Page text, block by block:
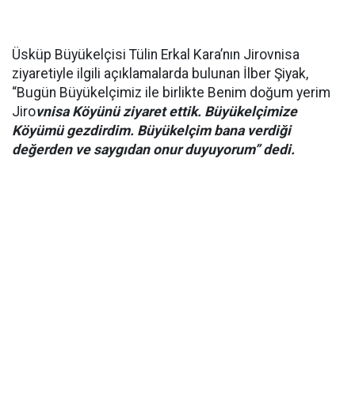
Üsküp Büyükelçisi Tülin Erkal Kara’nın Jirovnisa
ziyaretiyle ilgili açıklamalarda bulunan İlber Şiyak,
“Bugün Büyükelçimiz ile birlikte Benim doğum yerim
Jirovnisa Köyünü ziyaret ettik. Büyükelçimize
Köyümü gezdirdim. Büyükelçim bana verdiği
değerden ve saygıdan onur duyuyorum” dedi.